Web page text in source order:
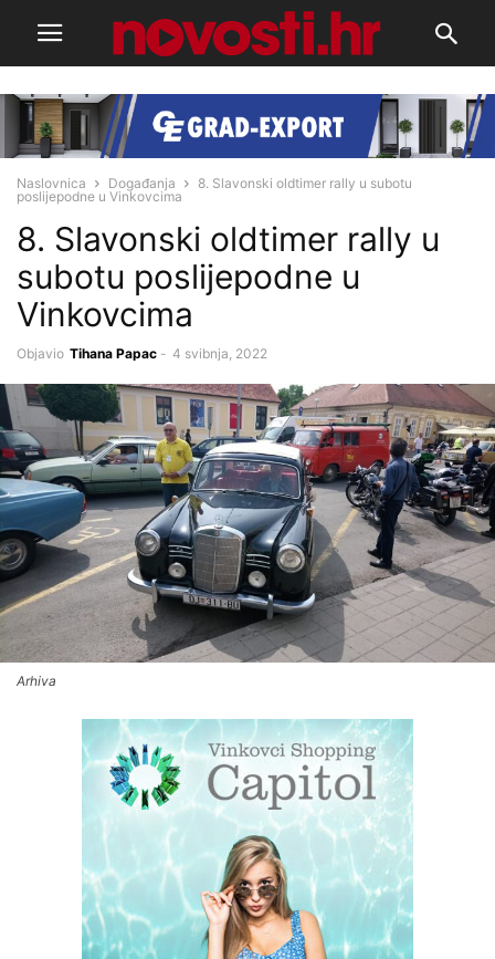
Naslovnica Događanja
8. Slavonski oldtimer rally u subotu
poslijepodne u Vinkovcima
8. Slavonski oldtimer rally u
subotu poslijepodne u
Vinkovcima
Objavio Tihana Papac - 4 svibnja, 2022
Arhiva